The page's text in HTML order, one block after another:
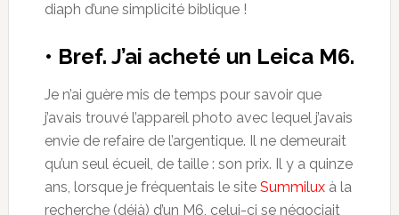
diaph d’une simplicité biblique !
• Bref. J’ai acheté un Leica M6.
Je n’ai guère mis de temps pour savoir que
j’avais trouvé l’appareil photo avec lequel j’avais
envie de refaire de l’argentique. Il ne demeurait
qu’un seul écueil, de taille : son prix. Il y a quinze
ans, lorsque je fréquentais le site Summiluxà la
recherche (déjà) d’un M6, celui-ci se négociait